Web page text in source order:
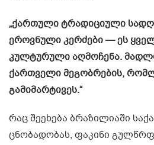
„ქართული ტრადიციული
ეროვნული კერძები — ეს
კულტურული აღმოჩენა.
ქართველი მეგობრების,
გამიმარტივეს.“
რაც შეეხება ბრაზილიაში
ცნობადობას, ფაკინი